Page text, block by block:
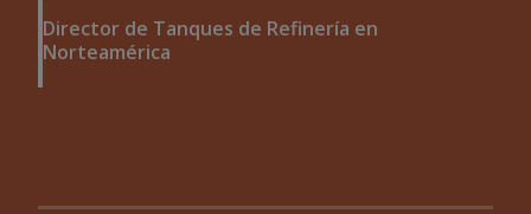
Director de Tanques de Refinería en
Norteamérica